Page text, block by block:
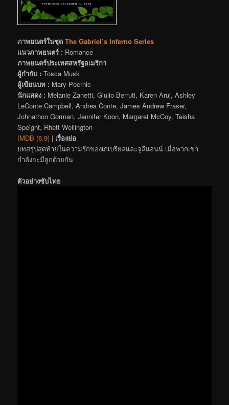
ภาพยนตร์ในชุดThe Gabriel’s Inferno Series
แนวภาพยนตร์ : Romance
ภาพยนตร์ประเทศสหรัฐอเมริกา
ผู้กำกับ : Tosca Musk
ผู้เขียนบท : Mary Pocrnic
นักแสดง : Melanie Zanetti, Giulio Berruti, Karen Aruj, Ashley
LeConte Campbell, Andrea Conte, James Andrew Fraser,
Johnathon Gorman, Jennifer Koon, Margaret McCoy, Teisha
Speight, Rhett Wellington
IMDB (6.9) | เรื่องย่อ
บทสรุปสุดท้ายในความรักของเกเบรียลและจูลีแอนน์ เมื่อพวกเขา
กำลังจะมีลูกด้วยกัน
ตัวอย่างซับไทย